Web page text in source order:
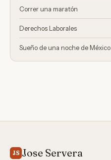
Correr una maratón
Derechos Laborales
Sueño de una noche de México
JS Jose Servera